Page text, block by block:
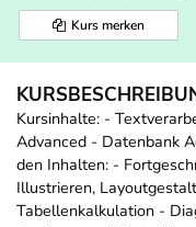
Kurs merken
Kursinhalte: -
Advanced - Datenbank
den Inhalten: -
Illustrieren,
Tabellenkalkulation -